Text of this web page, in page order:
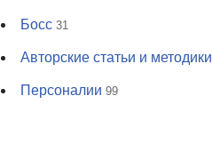
Босс 31
Авторские статьи и методики
Персоналии 99